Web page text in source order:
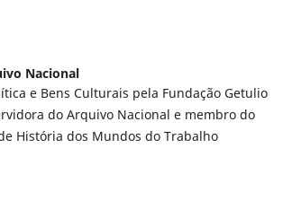
Nacional
e Bens Culturais pela Fundação Getulio
do Arquivo Nacional e membro do
História dos Mundos do Trabalho